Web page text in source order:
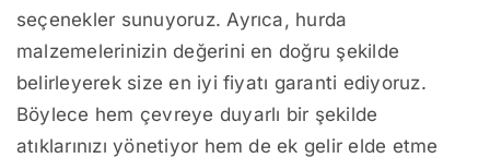
seçenekler sunuyoruz. Ayrıca, hurda
malzemelerinizin değerini en doğru şekilde
belirleyerek size en iyi fiyatı garanti ediyoruz.
Böylece hem çevreye duyarlı bir şekilde
atıklarınızı yönetiyor hem de ek gelir elde etme